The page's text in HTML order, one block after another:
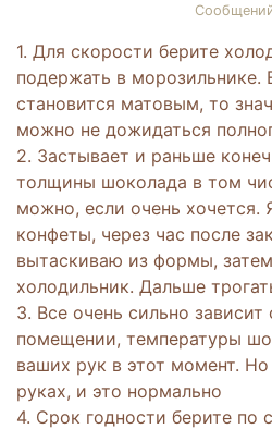
1. Для скорости берите
подержать в морозильнике.
становится матовым, то
можно не дожидаться
2. Застывает и раньше
толщины шоколада в том
можно, если очень хочется.
конфеты, через час после
вытаскиваю из формы,
холодильник. Дальше
3. Все очень сильно
помещении, температуры
ваших рук в этот момент.
руках, и это нормально
4. Срок годности берите